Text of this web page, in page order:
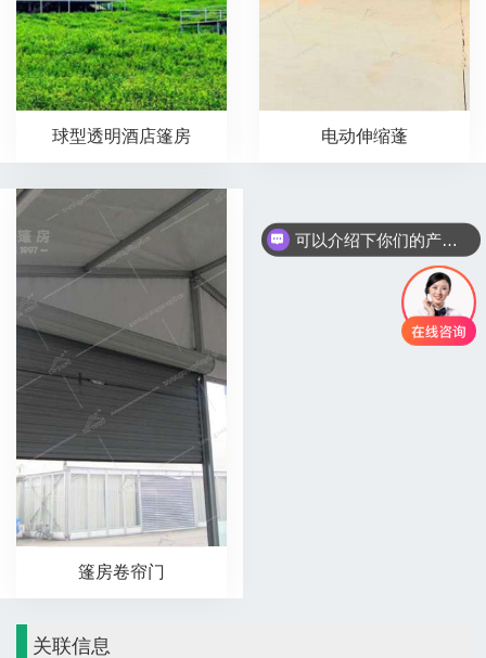
球型透明酒店篷房 电动伸缩蓬
篷房卷帘门
关联信息
你们是怎么收费的呢